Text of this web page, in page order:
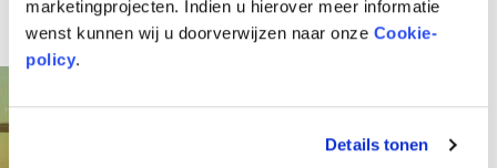
marketingprojecten. Indien u hierover meer informatie
wenst kunnen wij u doorverwijzen naar onze Cookie-
policy.
Details tonen